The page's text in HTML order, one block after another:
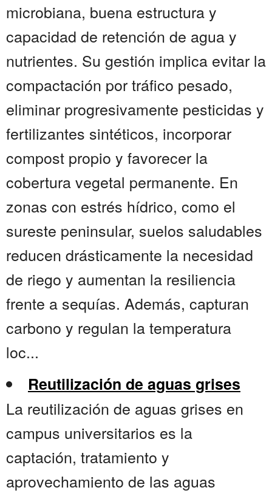
microbiana, buena estructura y
capacidad de retención de agua y
nutrientes. Su gestión implica evitar la
compactación por tráfico pesado,
eliminar progresivamente pesticidas y
fertilizantes sintéticos, incorporar
compost propio y favorecer la
cobertura vegetal permanente. En
zonas con estrés hídrico, como el
sureste peninsular, suelos saludables
reducen drásticamente la necesidad
de riego y aumentan la resiliencia
frente a sequías. Además, capturan
carbono y regulan la temperatura
loc...
Reutilización de aguas grises
La reutilización de aguas grises en
campus universitarios es la
captación, tratamiento y
aprovechamiento de las aguas